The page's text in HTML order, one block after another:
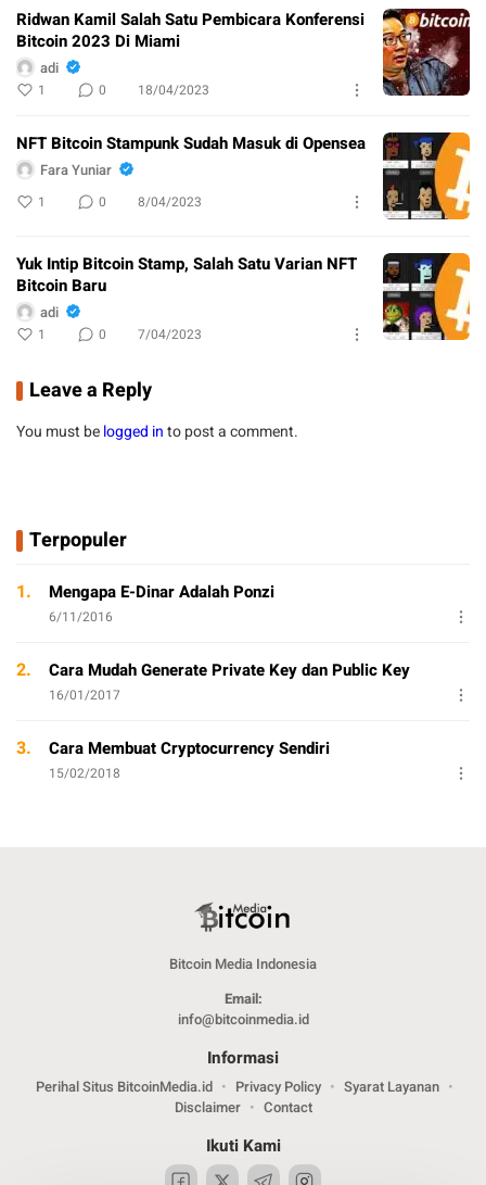
Ridwan Kamil Salah Satu Pembicara Konferensi
Bitcoin 2023 Di Miami
adi
1 0 18/04/2023
NFT Bitcoin Stampunk Sudah Masuk di Opensea
Fara Yuniar
1 0 8/04/2023
Yuk Intip Bitcoin Stamp, Salah Satu Varian NFT
Bitcoin Baru
adi
1 0 7/04/2023
Leave a Reply
You must belogged into post a comment.
Terpopuler
1. Mengapa E-Dinar Adalah Ponzi
6/11/2016
2. Cara Mudah Generate Private Key dan Public Key
16/01/2017
3. Cara Membuat Cryptocurrency Sendiri
15/02/2018
Bitcoin Media Indonesia
Email:
info@bitcoinmedia.id
Informasi
Perihal Situs BitcoinMedia.id Privacy Policy
Syarat Layanan
Disclaimer
Contact
Ikuti Kami